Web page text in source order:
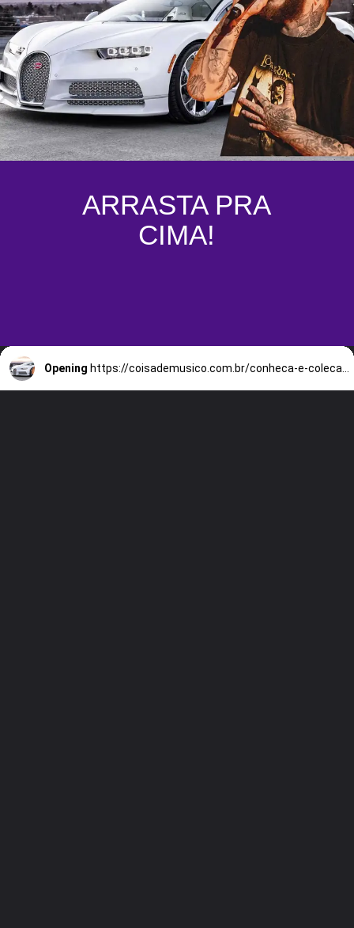
ARRASTA PRA
CIMA!
Opening https://coisademusico.com.br/conheca-e-colecao-de-super-carros-de-post-malone/